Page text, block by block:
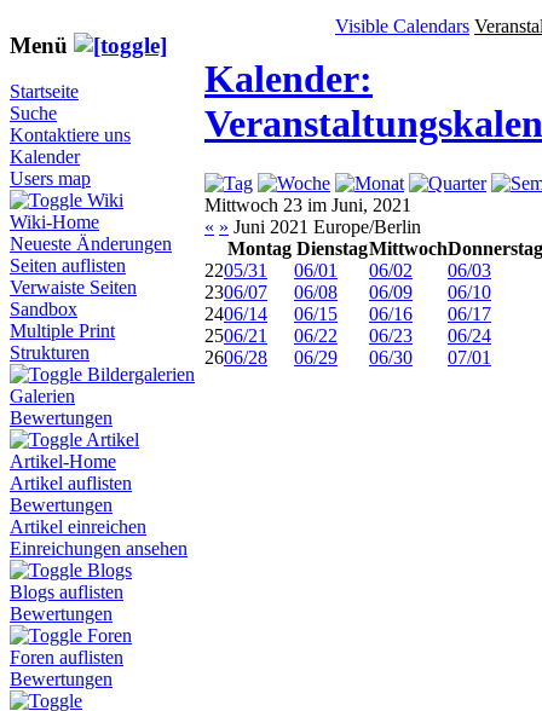
Menü
Startseite
Suche
Kontaktiere uns
Kalender
Users map
Wiki
Wiki-Home
Neueste Änderungen
Seiten auflisten
Verwaiste Seiten
Sandbox
Multiple Print
Strukturen
Bildergalerien
Galerien
Bewertungen
Artikel
Artikel-Home
Artikel auflisten
Bewertungen
Artikel einreichen
Einreichungen ansehen
Blogs
Blogs auflisten
Bewertungen
Foren
Foren auflisten
Bewertungen
Visible Calendars
Kalender:
Mittwoch 23 im Juni, 2021
« » Juni 2021 Europe/Berlin
Montag DienstagMittwochDonnerstag
2205/31 06/01 06/02
06/03
2306/07 06/08 06/09
06/10
2406/14 06/15 06/16
06/17
2506/21 06/22 06/23
06/24
2606/28 06/29 06/30 07/01